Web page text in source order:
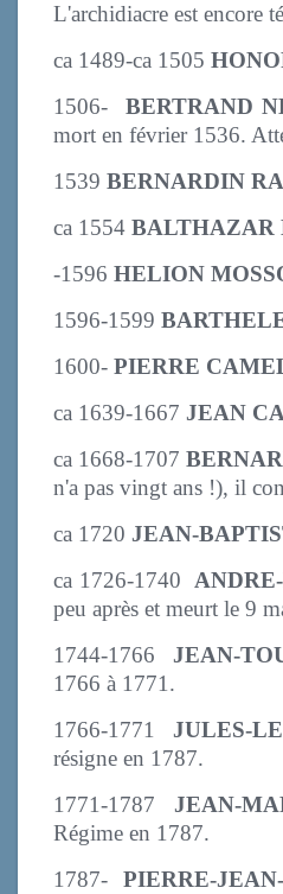
L'archidiacre est encore
ca 1489-ca 1505
1506- BERTRAND
mort en février 1536.
1539 BERNARDIN
ca 1554 BALTHAZAR
-1596 HELION
1596-1599
1600- PIERRE
ca 1639-1667 JEAN
ca 1668-1707
n'a pas vingt ans !), il
ca 1720 JEAN-
ca 1726-1740
peu après et meurt le 9
1744-1766 JEAN-
1766 à 1771.
1766-1771
JULES-
résigne en 1787.
1771-1787
JEAN-
Régime en 1787.
1787-PIERRE-